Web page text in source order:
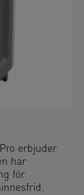
erbjuder
har
för